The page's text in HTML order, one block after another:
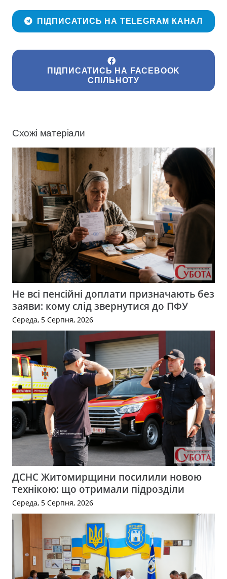
ПІДПИСАТИСЬ НА TELEGRAM КАНАЛ
ПІДПИСАТИСЬ НА FACEBOOK
СПІЛЬНОТУ
Схожі матеріали
Не всі пенсійні доплати призначають без
заяви: кому слід звернутися до ПФУ
Середа, 5 Серпня, 2026
ДСНС Житомирщини посилили новою
технікою: що отримали підрозділи
Середа, 5 Серпня, 2026